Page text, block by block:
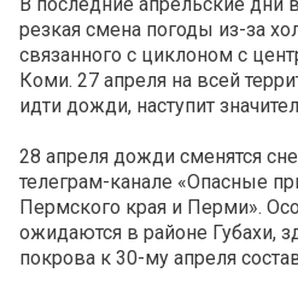
В последние апрельские дни
резкая смена погоды из-за
связанного с циклоном с
Коми. 27 апреля на всей
идти дожди, наступит
28 апреля дожди сменятся
телеграм-канале «Опасные
Пермского края и Перми».
ожидаются в районе Губахи,
покрова к 30-му апреля